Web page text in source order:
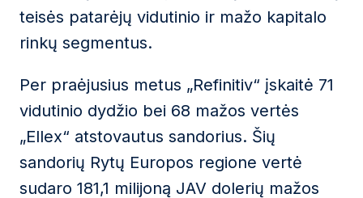
teisės patarėjų vidutinio ir mažo kapitalo
rinkų segmentus.
Per praėjusius metus „Refinitiv“ įskaitė 71
vidutinio dydžio bei 68 mažos vertės
„Ellex“ atstovautus sandorius. Šių
sandorių Rytų Europos regione vertė
sudaro 181,1 milijoną JAV dolerių mažos